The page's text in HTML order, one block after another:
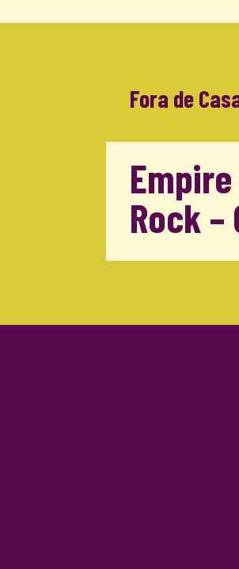
Fora de
Rock